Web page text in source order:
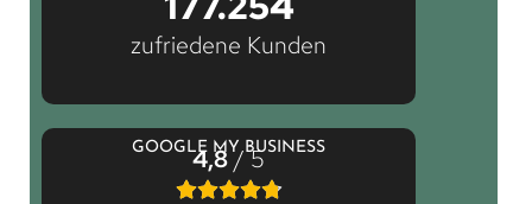
zufriedene Kunden
GOOGLE MY BUSINESS
4,8/ 5